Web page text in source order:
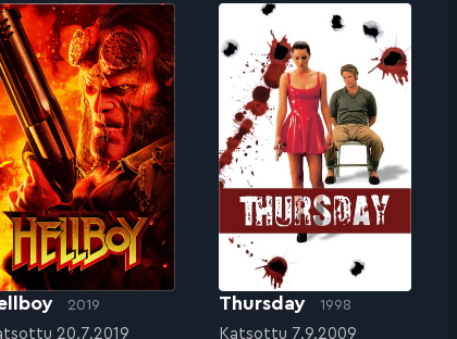
2019
20.7.2019
Thursday 1998
Katsottu 7.9.2009